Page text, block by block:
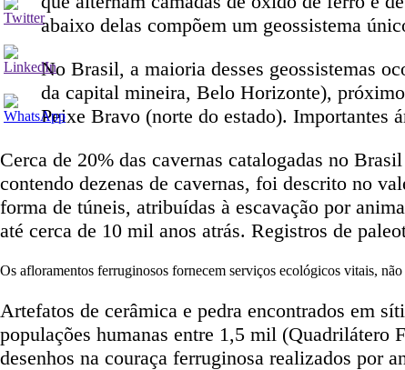
abaixo delas compõem um geossistema
No Brasil, a maioria desses geossistemas
da capital mineira, Belo Horizonte),
Peixe Bravo (norte do estado). Importantes
Cerca de 20% das cavernas catalogadas no
contendo dezenas de cavernas, foi descrito no
forma de túneis, atribuídas à escavação por
até cerca de 10 mil anos atrás. Registros de
Os afloramentos ferruginosos fornecem serviços ecológicos vitais,
Artefatos de cerâmica e pedra encontrados em
populações humanas entre 1,5 mil (Quadrilátero
desenhos na couraça ferruginosa realizados por